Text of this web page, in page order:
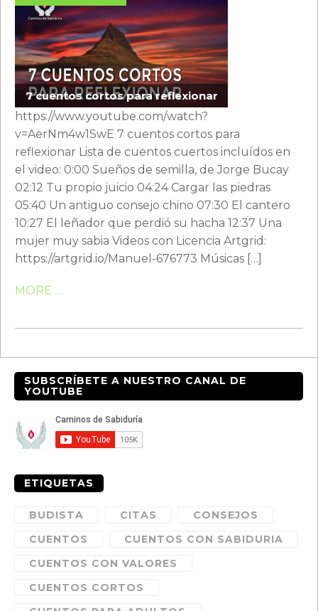
7 cuentos cortos para reflexionar
https://www.youtube.com/watch?
v=AerNm4w1SwE 7 cuentos cortos para
reflexionar Lista de cuentos cuertos incluídos en
el video: 0:00 Sueños de semilla, de Jorge Bucay
02:12 Tu propio juicio 04:24 Cargar las piedras
05:40 Un antiguo consejo chino 07:30 El cantero
10:27 El leñador que perdió su hacha 12:37 Una
mujer muy sabia Videos con Licencia Artgrid:
https://artgrid.io/Manuel-676773 Músicas […]
MORE ...
SUBSCRÍBETE A NUESTRO CANAL DE
YOUTUBE
ETIQUETAS
BUDISTA CITAS
CONSEJOS
CUENTOS
CUENTOS CON SABIDURIA
CUENTOS CON VALORES
CUENTOS CORTOS